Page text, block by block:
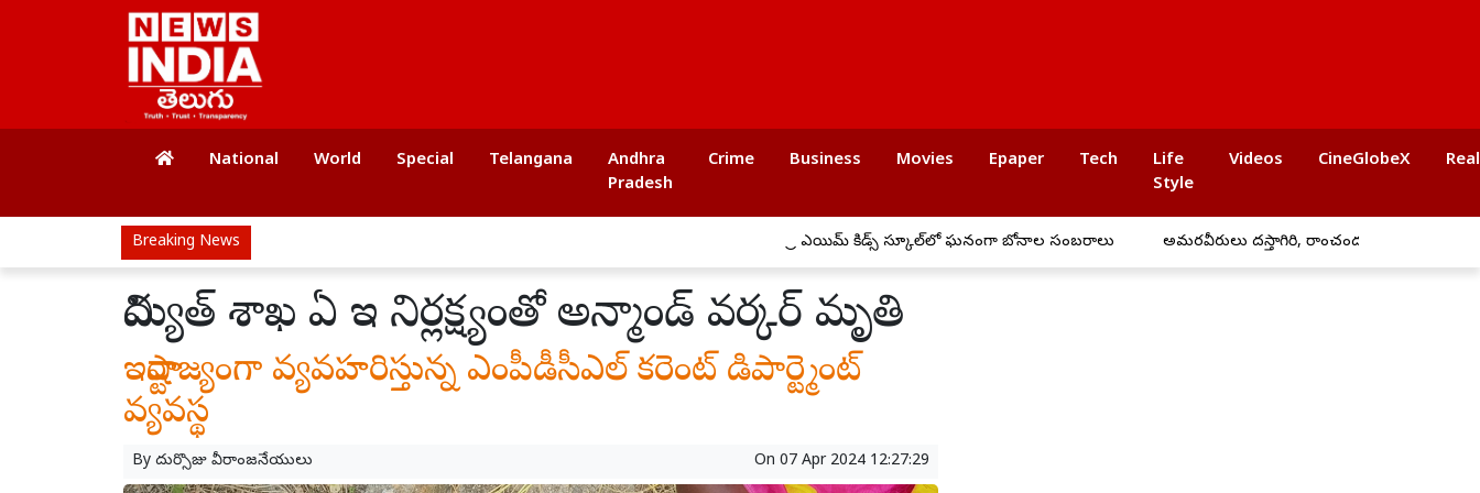
National World Special Telangana
Andhra
Pradesh
Crime Business Movies Epaper Tech
Life
Style
Videos CineGlobeX
Breaking News ప్రీ ఎయిమ్ కిడ్స్ స్కూల్‌లో ఘనంగా బోనాల సంబరాలు అమరవీరులు దస్తాగిరి, రాంచందర్ త్యాగం చిరస్మరణం
విద్యుత్ శాఖ ఏ ఇ నిర్లక్ష్యంతో అన్మాండ్ వర్కర్ మృతి
ఇష్టారాజ్యంగా వ్యవహరిస్తున్న ఎంపీడీసీఎల్ కరెంట్ డిపార్ట్మెంట్
వ్యవస్థ
By దుర్సొజు వీరాంజనేయులు On 07 Apr 2024 12:27:29